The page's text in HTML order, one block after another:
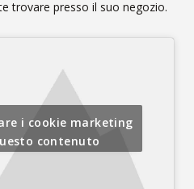
trovare presso il suo negozio.
i cookie marketing
contenuto